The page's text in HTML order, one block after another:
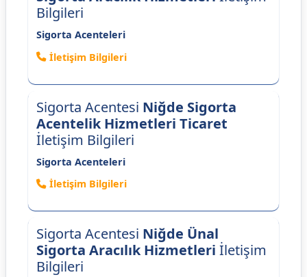
Bilgileri
Sigorta Acenteleri
İletişim Bilgileri
Sigorta Acentesi Niğde Sigorta
Acentelik Hizmetleri Ticaret
İletişim Bilgileri
Sigorta Acenteleri
İletişim Bilgileri
Sigorta Acentesi Niğde Ünal
Sigorta Aracılık Hizmetleri İletişim
Bilgileri